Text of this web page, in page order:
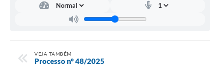
VEJA TAMBÉM
Processo n° 48/2025